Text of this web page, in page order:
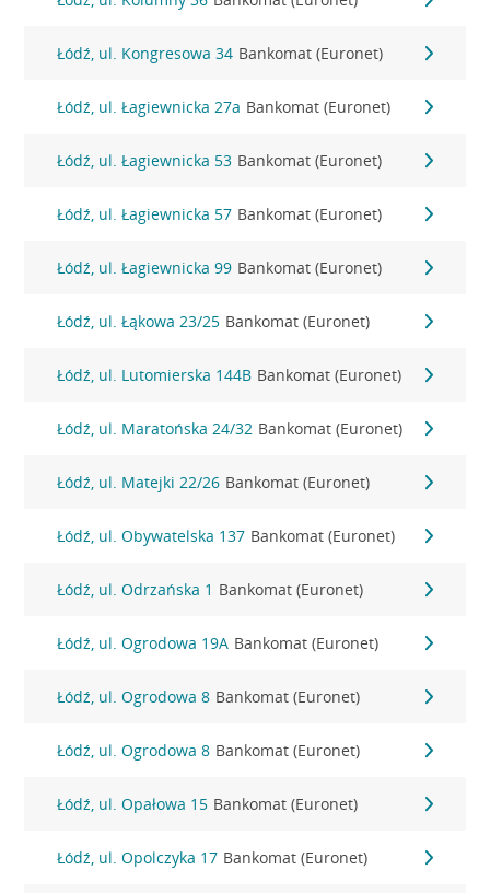
Łódź, ul. Kongresowa 34 Bankomat (Euronet)
Łódź, ul. Łagiewnicka 27a Bankomat (Euronet)
Łódź, ul. Łagiewnicka 53 Bankomat (Euronet)
Łódź, ul. Łagiewnicka 57 Bankomat (Euronet)
Łódź, ul. Łagiewnicka 99 Bankomat (Euronet)
Łódź, ul. Łąkowa 23/25 Bankomat (Euronet)
Łódź, ul. Lutomierska 144B Bankomat (Euronet)
Łódź, ul. Maratońska 24/32 Bankomat (Euronet)
Łódź, ul. Matejki 22/26 Bankomat (Euronet)
Łódź, ul. Obywatelska 137 Bankomat (Euronet)
Łódź, ul. Odrzańska 1 Bankomat (Euronet)
Łódź, ul. Ogrodowa 19A Bankomat (Euronet)
Łódź, ul. Ogrodowa 8 Bankomat (Euronet)
Łódź, ul. Ogrodowa 8 Bankomat (Euronet)
Łódź, ul. Opałowa 15 Bankomat (Euronet)
Łódź, ul. Opolczyka 17 Bankomat (Euronet)